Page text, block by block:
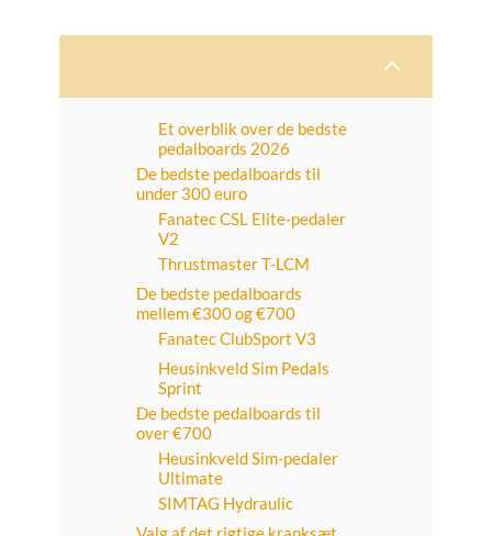
2
Et overblik over de bedste
pedalboards 2026
De bedste pedalboards til
under 300 euro
Fanatec CSL Elite-pedaler
V2
Thrustmaster T-LCM
De bedste pedalboards
mellem €300 og €700
Fanatec ClubSport V3
Heusinkveld Sim Pedals
Sprint
De bedste pedalboards til
over €700
Heusinkveld Sim-pedaler
Ultimate
SIMTAG Hydraulic